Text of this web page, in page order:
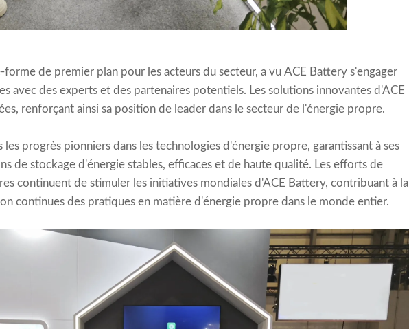
de premier plan pour les acteurs du secteur, a vu ACE Battery s'engager
avec des experts et des partenaires potentiels. Les solutions innovantes d'ACE
renforçant ainsi sa position de leader dans le secteur de l'énergie propre.
les progrès pionniers dans les technologies d'énergie propre, garantissant à ses
de stockage d'énergie stables, efficaces et de haute qualité. Les efforts de
continuent de stimuler les initiatives mondiales d'ACE Battery, contribuant à la
continues des pratiques en matière d'énergie propre dans le monde entier.